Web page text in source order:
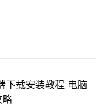
下载安装教程 电脑
略